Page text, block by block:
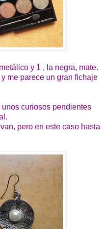
y 1 , la negra, mate.
me parece un gran fichaje
curiosos pendientes
pero en este caso hasta